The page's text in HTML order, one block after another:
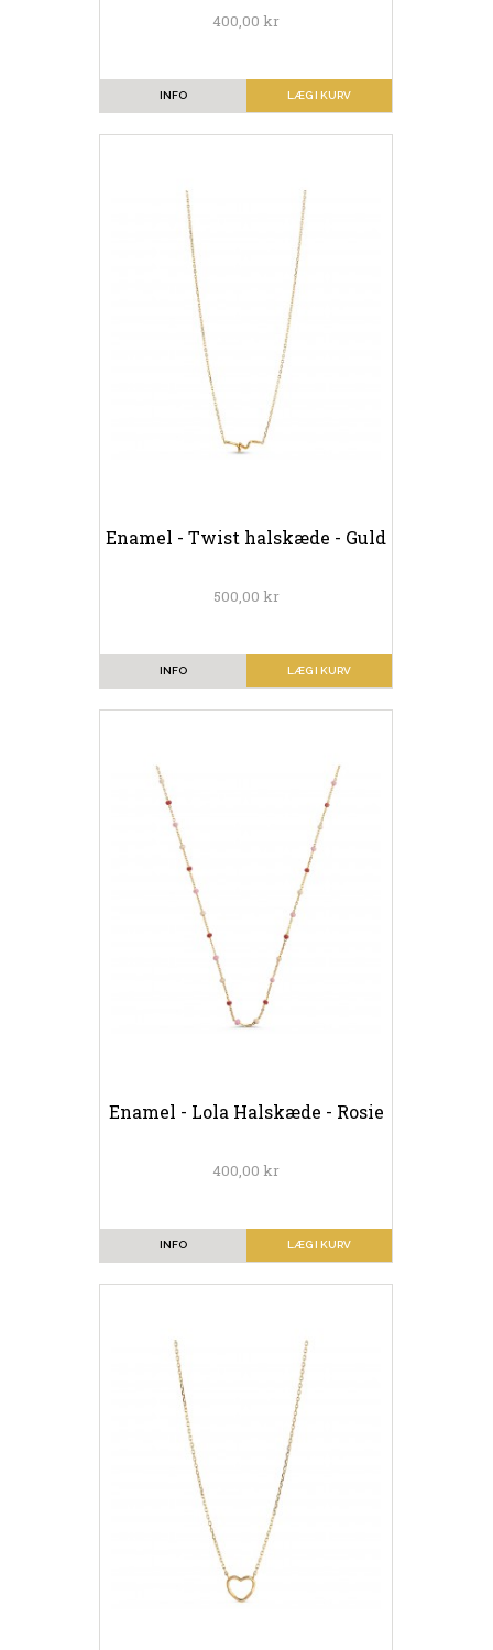
400,00 kr
LÆG I KURV
INFO
Enamel - Twist halskæde - Guld
500,00 kr
LÆG I KURV
INFO
Enamel - Lola Halskæde - Rosie
400,00 kr
LÆG I KURV
INFO